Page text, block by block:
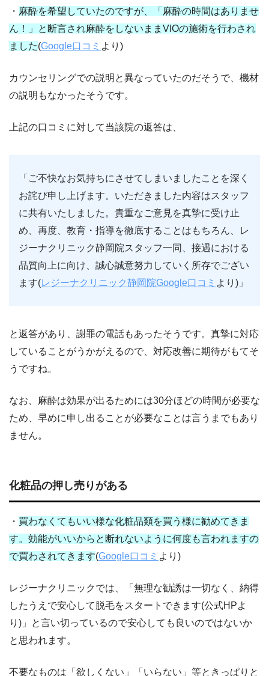
・ 麻酔を希望していたのですが、「麻酔の時間はありませ
ん！」と断言され麻酔をしないままVIOの施術を行わされ
ました(Google口コミ より)
カウンセリングでの説明と異なっていたのだそうで、機材
の説明もなかったそうです。
上記の口コミに対して当該院の返答は、
「 ご不快なお気持ちにさせてしまいましたことを深く
お詫び申し上げます。いただきました内容はスタッフ
に共有いたしました。 貴重なご意見を真摯に受け止
め、再度、教育・指導を徹底することはもちろん、レ
ジーナクリニック静岡院スタッフ一同、接遇における
品質向上に向け、誠心誠意努力していく所存でござい
ます(レジーナクリニック静岡院Google口コミ より)」
と返答があり、謝罪の電話もあったそうです。真摯に対応
していることがうかがえるので、対応改善に期待がもてそ
うですね。
なお、麻酔は効果が出るためには30分ほどの時間が必要な
ため、早めに申し出ることが必要なことは言うまでもあり
ません。
化粧品の押し売りがある
・ 買わなくてもいい様な化粧品類を買う様に勧めてきま
す。効能がいいからと断れないように何度も言われますの
で買わされてきます(Google口コミ より)
レジーナクリニックでは、「無理な勧誘は一切なく、納得
したうえで安心して脱毛をスタートできます(公式HPよ
り)」と言い切っているので安心しても良いのではないか
と思われます。
不要なものは「欲しくない」「いらない」等ときっぱりと